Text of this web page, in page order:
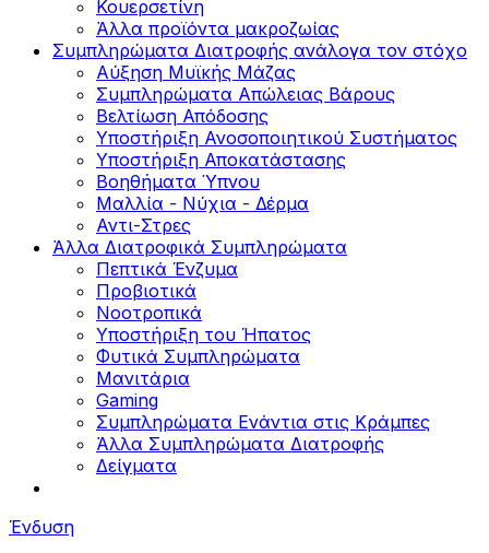
Κουερσετίνη
Άλλα προϊόντα μακροζωίας
Συμπληρώματα Διατροφής ανάλογα τον στόχο
Αύξηση Μυϊκής Μάζας
Συμπληρώματα Aπώλειας Βάρους
Βελτίωση Απόδοσης
Υποστήριξη Ανοσοποιητικού Συστήματος
Yποστήριξη Αποκατάστασης
Βοηθήματα Ύπνου
Μαλλία - Νύχια - Δέρμα
Αντι-Στρες
Άλλα Διατροφικά Συμπληρώματα
Πεπτικά Ένζυμα
Προβιοτικά
Νοοτροπικά
Υποστήριξη του Ήπατος
Φυτικά Συμπληρώματα
Μανιτάρια
Gaming
Συμπληρώματα Ενάντια στις Κράμπες
Άλλα Συμπληρώματα Διατροφής
Δείγματα
Ένδυση